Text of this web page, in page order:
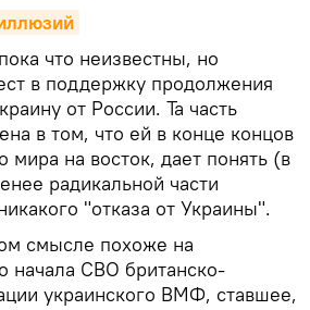
что неизвестны, но
в поддержку продолжения
от России. Та часть
в том, что ей в конце концов
мира на восток, дает понять (в
радикальной части
"отказа от Украины".
смысле похоже на
начала СВО британско-
украинского ВМФ, ставшее,